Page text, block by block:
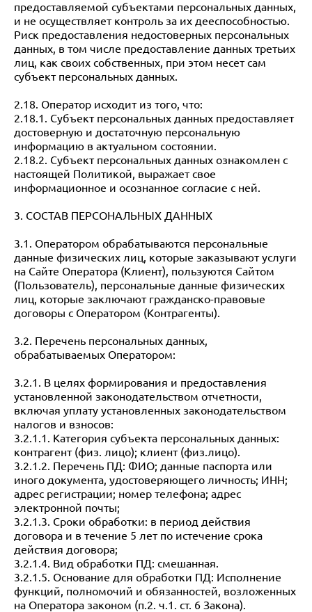
предоставляемой субъектами персональных данных,
и не осуществляет контроль за их дееспособностью.
Риск предоставления недостоверных персональных
данных, в том числе предоставление данных третьих
лиц, как своих собственных, при этом несет сам
субъект персональных данных.
2.18. Оператор исходит из того, что:
2.18.1. Субъект персональных данных предоставляет
достоверную и достаточную персональную
информацию в актуальном состоянии.
2.18.2. Субъект персональных данных ознакомлен с
настоящей Политикой, выражает свое
информационное и осознанное согласие с ней.
3. СОСТАВ ПЕРСОНАЛЬНЫХ ДАННЫХ
3.1. Оператором обрабатываются персональные
данные физических лиц, которые заказывают услуги
на Сайте Оператора (Клиент), пользуются Сайтом
(Пользователь), персональные данные физических
лиц, которые заключают гражданско-правовые
договоры с Оператором (Контрагенты).
3.2. Перечень персональных данных,
обрабатываемых Оператором:
3.2.1. В целях формирования и предоставления
установленной законодательством отчетности,
включая уплату установленных законодательством
налогов и взносов:
3.2.1.1. Категория субъекта персональных данных:
контрагент (физ. лицо); клиент (физ.лицо).
3.2.1.2. Перечень ПД: ФИО; данные паспорта или
иного документа, удостоверяющего личность; ИНН;
адрес регистрации; номер телефона; адрес
электронной почты;
3.2.1.3. Сроки обработки: в период действия
договора и в течение 5 лет по истечение срока
действия договора;
3.2.1.4. Вид обработки ПД: смешанная.
3.2.1.5. Основание для обработки ПД: Исполнение
функций, полномочий и обязанностей, возложенных
на Оператора законом (п.2. ч.1. ст. 6 Закона).